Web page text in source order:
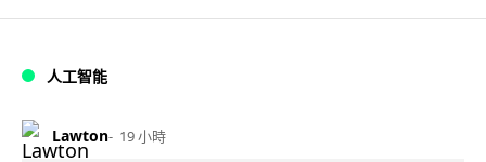
人工智能
Lawton 19 小時